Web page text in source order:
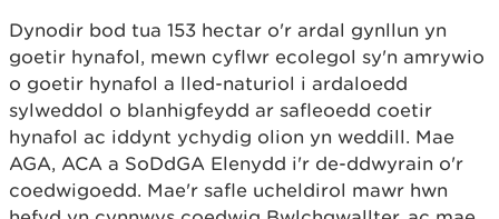
Dynodir bod tua 153 hectar o'r ardal gynllun yn
goetir hynafol, mewn cyflwr ecolegol sy'n amrywio
o goetir hynafol a lled-naturiol i ardaloedd
sylweddol o blanhigfeydd ar safleoedd coetir
hynafol ac iddynt ychydig olion yn weddill. Mae
AGA, ACA a SoDdGA Elenydd i'r de-ddwyrain o'r
coedwigoedd. Mae'r safle ucheldirol mawr hwn